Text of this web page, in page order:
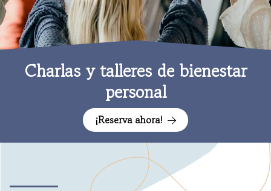
Instagram Whatsapp
Charlas y talleres de bienestar
personal
¡Reserva ahora!